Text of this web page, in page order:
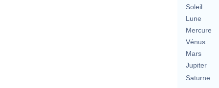
Soleil
Lune
Mercure
Vénus
Mars
Jupiter
Saturne